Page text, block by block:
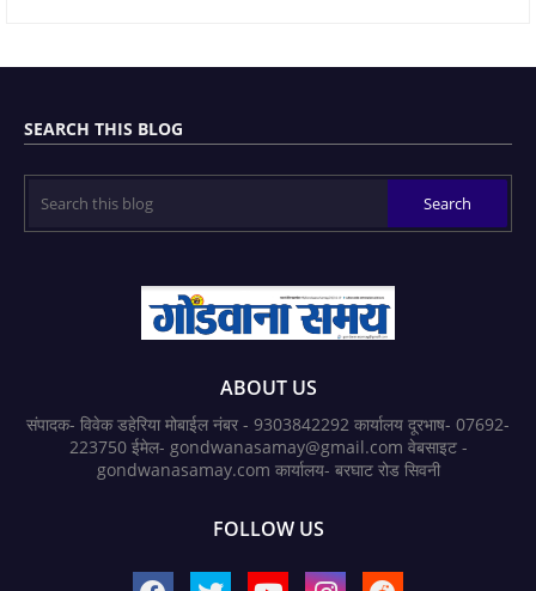
SEARCH THIS BLOG
ABOUT US
संपादक- विवेक डहेरिया मोबाईल नंबर - 9303842292 कार्यालय दूरभाष- 07692-
223750 ईमेल- gondwanasamay@gmail.com वेबसाइट -
gondwanasamay.com कार्यालय- बरघाट रोड सिवनी
FOLLOW US